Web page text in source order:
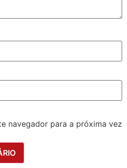
navegador para a próxima vez